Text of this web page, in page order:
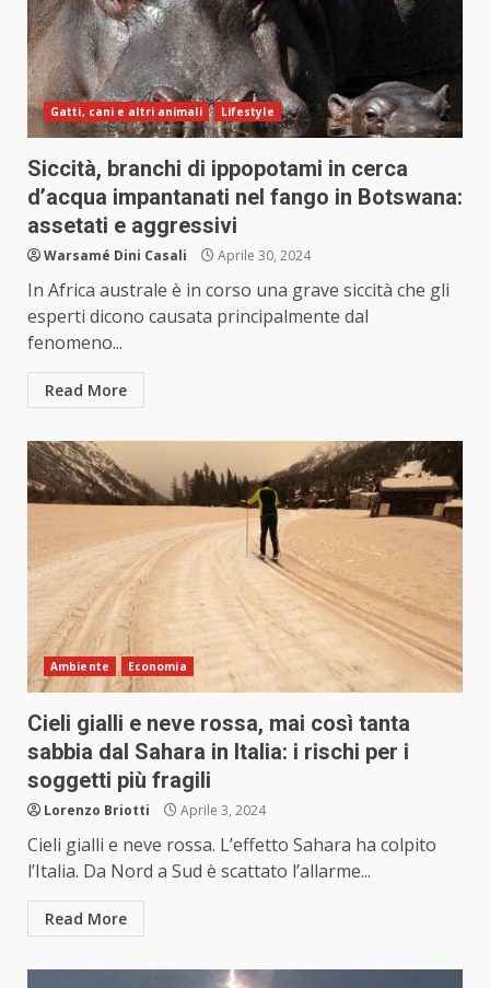
Gatti, cani e altri animali Lifestyle
Siccità, branchi di ippopotami in cerca
d’acqua impantanati nel fango in Botswana:
assetati e aggressivi
Warsamé Dini Casali Aprile 30, 2024
In Africa australe è in corso una grave siccità che gli
esperti dicono causata principalmente dal
fenomeno...
Read More
Ambiente Economia
Cieli gialli e neve rossa, mai così tanta
sabbia dal Sahara in Italia: i rischi per i
soggetti più fragili
Lorenzo Briotti Aprile 3, 2024
Cieli gialli e neve rossa. L’effetto Sahara ha colpito
l’Italia. Da Nord a Sud è scattato l’allarme...
Read More